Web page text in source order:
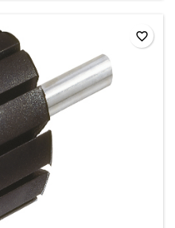
favorite_border